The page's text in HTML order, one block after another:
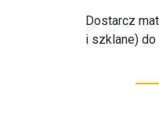
Dostarcz
i szklane) do